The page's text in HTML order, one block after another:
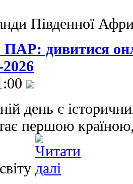
Південної
дивитися
день є
першою країною,